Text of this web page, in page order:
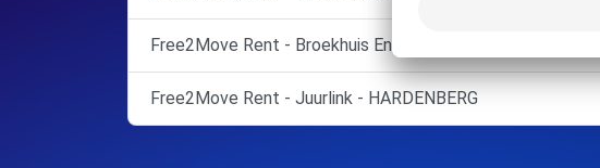
Free2Move Rent - Broekhuis Enschede B.V. - ENSCHEDE (O)
Free2Move Rent - Juurlink - HARDENBERG